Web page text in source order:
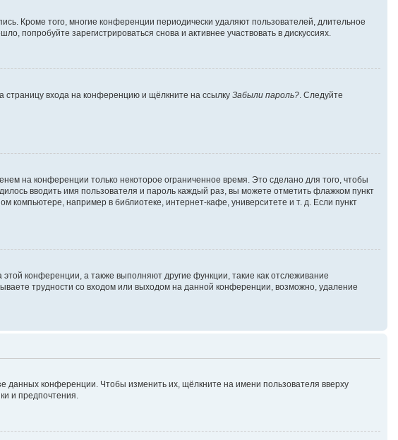
Кроме того, многие конференции периодически удаляют пользователей, длительное
зарегистрироваться снова и активнее участвовать в дискуссиях.
страницу входа на конференцию и щёлкните на ссылкуЗабыли пароль? . Следуйте
на конференции только некоторое ограниченное время. Это сделано для того, чтобы
вводить имя пользователя и пароль каждый раз, вы можете отметить флажком пункт
например в библиотеке, интернет-кафе, университете и т. д. Если пункт
конференции, а также выполняют другие функции, такие как отслеживание
трудности со входом или выходом на данной конференции, возможно, удаление
данных конференции. Чтобы изменить их, щёлкните на имени пользователя вверху
и предпочтения.